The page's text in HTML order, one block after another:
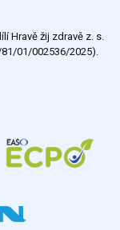
Hravě žij zdravě z. s.
01/002536/2025).